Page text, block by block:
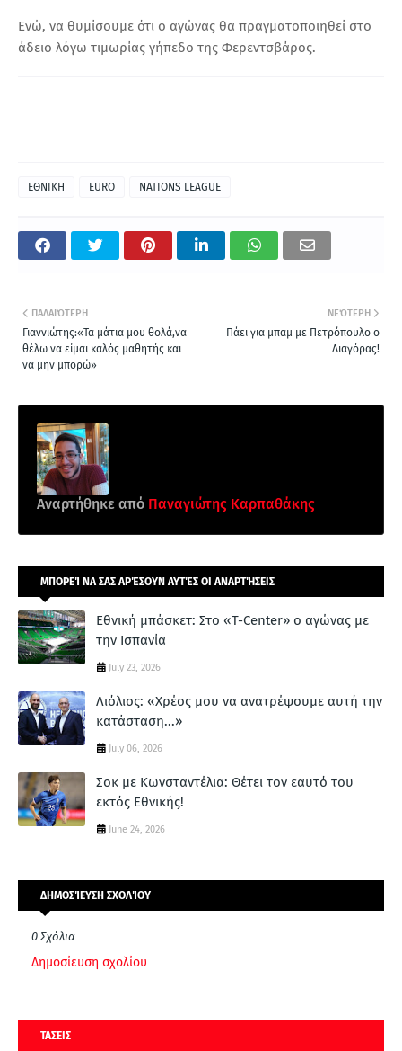
Ενώ, να θυμίσουμε ότι ο αγώνας θα πραγματοποιηθεί στο
άδειο λόγω τιμωρίας γήπεδο της Φερεντσβάρος.
ΕΘΝΙΚΗ EURO NATIONS LEAGUE
ΝΕΌΤΕΡΗ
Πάει για μπαμ με Πετρόπουλο ο
Διαγόρας!
ΠΑΛΑΙΌΤΕΡΗ
Γιαννιώτης:«Τα μάτια μου θολά,να
θέλω να είμαι καλός μαθητής και
να μην μπορώ»
Αναρτήθηκε από Παναγιώτης Καρπαθάκης
ΜΠΟΡΕΊ ΝΑ ΣΑΣ ΑΡΈΣΟΥΝ ΑΥΤΈΣ ΟΙ ΑΝΑΡΤΉΣΕΙΣ
Εθνική μπάσκετ: Στο «T-Center» ο αγώνας με
την Ισπανία
July 23, 2026
Λιόλιος: «Χρέος μου να ανατρέψουμε αυτή την
κατάσταση...»
July 06, 2026
Σοκ με Κωνσταντέλια: Θέτει τον εαυτό του
εκτός Εθνικής!
June 24, 2026
ΔΗΜΟΣΊΕΥΣΗ ΣΧΟΛΊΟΥ
0 Σχόλια
Δημοσίευση σχολίου
ΤΑΣΕΙΣ